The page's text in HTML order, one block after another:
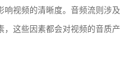
响视频的清晰度。音频流则涉及
，这些因素都会对视频的音质产